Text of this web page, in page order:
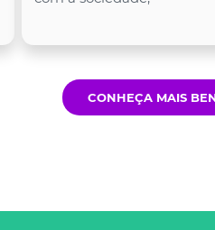
CONHEÇA MAIS